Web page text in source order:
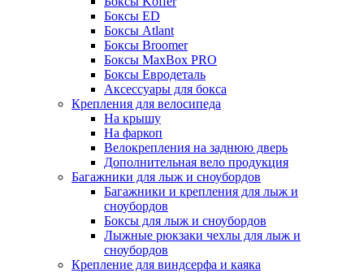
Боксы ED
Боксы Atlant
Боксы Broomer
Боксы MaxBox PRO
Боксы Евродеталь
Аксессуары для бокса
Крепления для велосипеда
На крышу
На фаркоп
Велокрепления на заднюю дверь
Дополнительная вело продукция
Багажники для лыж и сноубордов
Багажники и крепления для лыж и
сноубордов
Боксы для лыж и сноубордов
Лыжные рюкзаки чехлы для лыж и
сноубордов
Крепление для виндсерфа и каяка